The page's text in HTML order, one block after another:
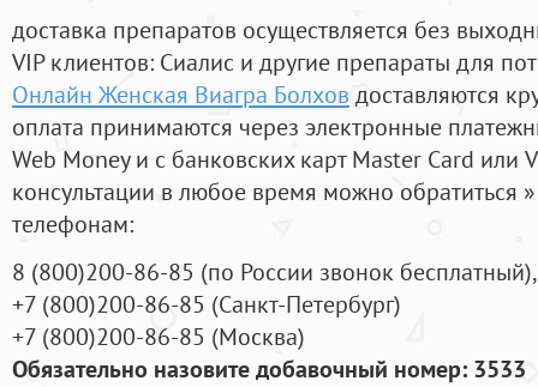
доставка препаратов осуществляется без
VIP клиентов: Сиалис и другие препараты для
Онлайн Женская Виагра Болхов доставляются
оплата принимаются через электронные
Web Money и с банковских карт Master Card или
консультации в любое время можно обратиться
телефонам:
8 (800)200-86-85 (по России звонок бесплатный),
+7 (800)200-86-85 (Санкт-Петербург)
+7 (800)200-86-85 (Москва)
Обязательно назовите добавочный номер: 3533